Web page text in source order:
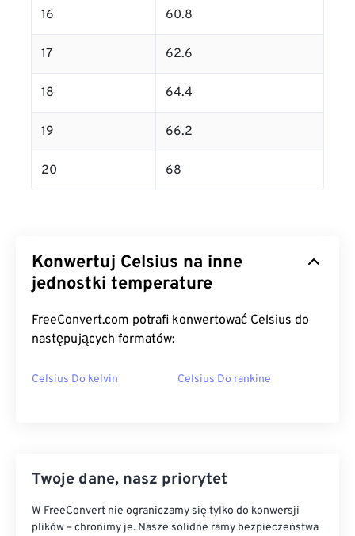
16 60.8
17 62.6
18 64.4
19 66.2
20 68
Konwertuj Celsius na inne
jednostki temperature
FreeConvert.com potrafi konwertować Celsius do
następujących formatów:
Celsius Do kelvin Celsius Do rankine
Twoje dane, nasz priorytet
W FreeConvert nie ograniczamy się tylko do konwersji
plików – chronimy je. Nasze solidne ramy bezpieczeństwa